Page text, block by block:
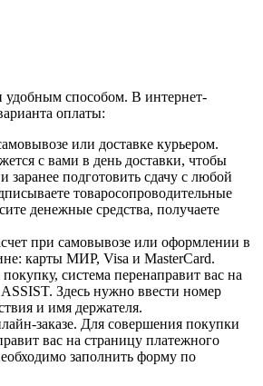
удобным способом. В интернет-
оплаты:
или доставке курьером.
с вами в день доставки, чтобы
заранее подготовить сдачу с любой
товаросопроводительные
денежные средства, получаете
при самовывозе или оформлении в
карты МИР, Visa и MasterCard.
система перенаправит вас на
Здесь нужно ввести номер
и имя держателя.
заказе. Для совершения покупки
вас на страницу платежного
заполнить форму по